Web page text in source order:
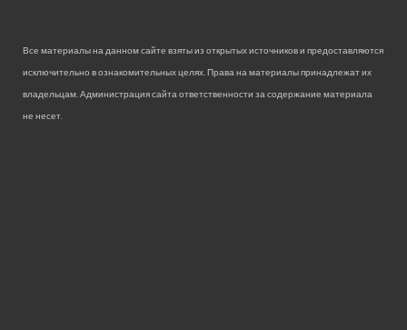
Все материалы на данном сайте взяты из открытых источников и предоставляются
исключительно в ознакомительных целях. Права на материалы принадлежат их
владельцам. Администрация сайта ответственности за содержание материала
не несет.